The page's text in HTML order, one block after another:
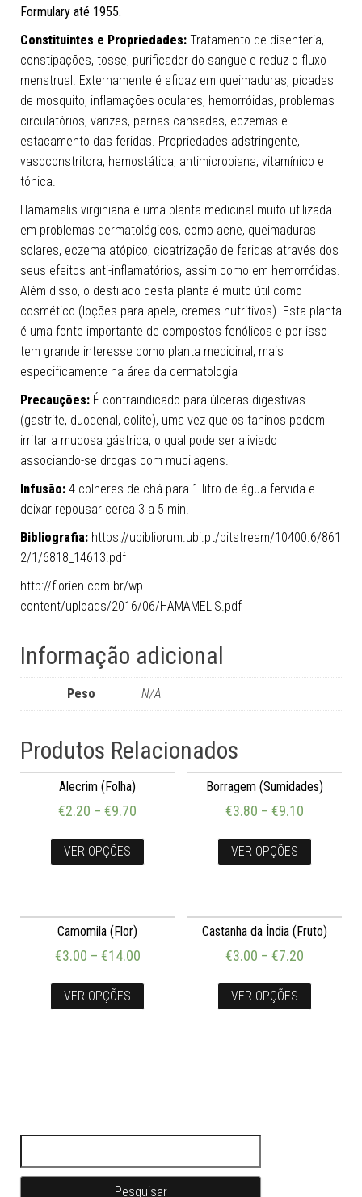
Formulary até 1955.
Constituintes e Propriedades: Tratamento de disenteria,
constipações, tosse, purificador do sangue e reduz o fluxo
menstrual. Externamente é eficaz em queimaduras, picadas
de mosquito, inflamações oculares, hemorróidas, problemas
circulatórios, varizes, pernas cansadas, eczemas e
estacamento das feridas. Propriedades adstringente,
vasoconstritora, hemostática, antimicrobiana, vitamínico e
tónica.
Hamamelis virginiana é uma planta medicinal muito utilizada
em problemas dermatológicos, como acne, queimaduras
solares, eczema atópico, cicatrização de feridas através dos
seus efeitos anti-inflamatórios, assim como em hemorróidas.
Além disso, o destilado desta planta é muito útil como
cosmético (loções para apele, cremes nutritivos). Esta planta
é uma fonte importante de compostos fenólicos e por isso
tem grande interesse como planta medicinal, mais
especificamente na área da dermatologia
Precauções: É contraindicado para úlceras digestivas
(gastrite, duodenal, colite), uma vez que os taninos podem
irritar a mucosa gástrica, o qual pode ser aliviado
associando-se drogas com mucilagens.
Infusão: 4 colheres de chá para 1 litro de água fervida e
deixar repousar cerca 3 a 5 min.
Bibliografia: https://ubibliorum.ubi.pt/bitstream/10400.6/861
2/1/6818_14613.pdf
http://florien.com.br/wp-
content/uploads/2016/06/HAMAMELIS.pdf
Informação adicional
Peso N/A
Produtos Relacionados
Alecrim (Folha)
€2.20 –€9.70
VER OPÇÕES
Borragem (Sumidades)
€3.80 – €9.10
VER OPÇÕES
Camomila (Flor)
€3.00 – €14.00
VER OPÇÕES
Castanha da Índia (Fruto)
€3.00 – €7.20
VER OPÇÕES